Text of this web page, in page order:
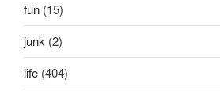
fun (15)
junk (2)
life (404)